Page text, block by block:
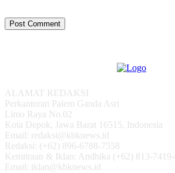
ALAMAT REDAKSI
Perkantoran Palem Ganda Asri
Limo Raya No.02
Kota Depok, Jawa Barat 16515, Indonesia
Email: redaksi@kbknews.id
Redaksi: (+62) 896-6788-7558
Kemitraan & Iklan: Andhika (+62) 813-
Email: iklan@kbknews.id